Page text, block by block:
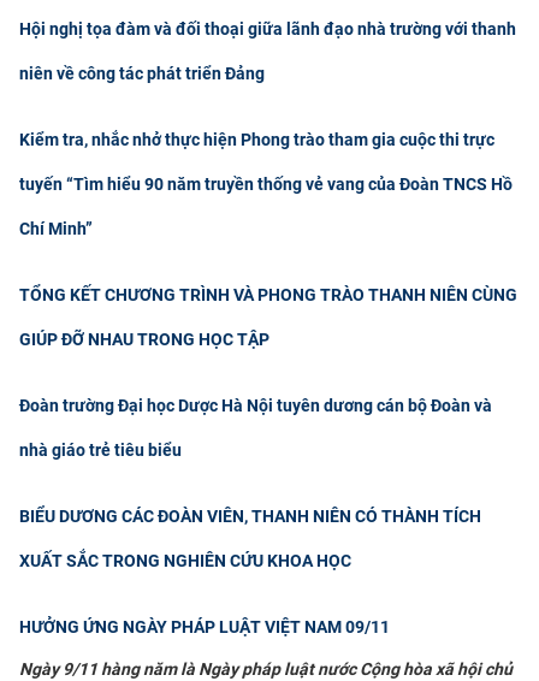
Hội nghị tọa đàm và đối thoại giữa lãnh đạo nhà trường với thanh
niên về công tác phát triển Đảng
Kiểm tra, nhắc nhở thực hiện Phong trào tham gia cuộc thi trực
tuyến “Tìm hiểu 90 năm truyền thống vẻ vang của Đoàn TNCS Hồ
Chí Minh”
TỔNG KẾT CHƯƠNG TRÌNH VÀ PHONG TRÀO THANH NIÊN CÙNG
GIÚP ĐỠ NHAU TRONG HỌC TẬP
​Đoàn trường Đại học Dược Hà Nội tuyên dương cán bộ Đoàn và
nhà giáo trẻ tiêu biểu
BIỂU DƯƠNG CÁC ĐOÀN VIÊN, THANH NIÊN CÓ THÀNH TÍCH
XUẤT SẮC TRONG NGHIÊN CỨU KHOA HỌC
HƯỞNG ỨNG NGÀY PHÁP LUẬT VIỆT NAM 09/11
Ngày 9/11 hàng năm là Ngày pháp luật nước Cộng hòa xã hội chủ